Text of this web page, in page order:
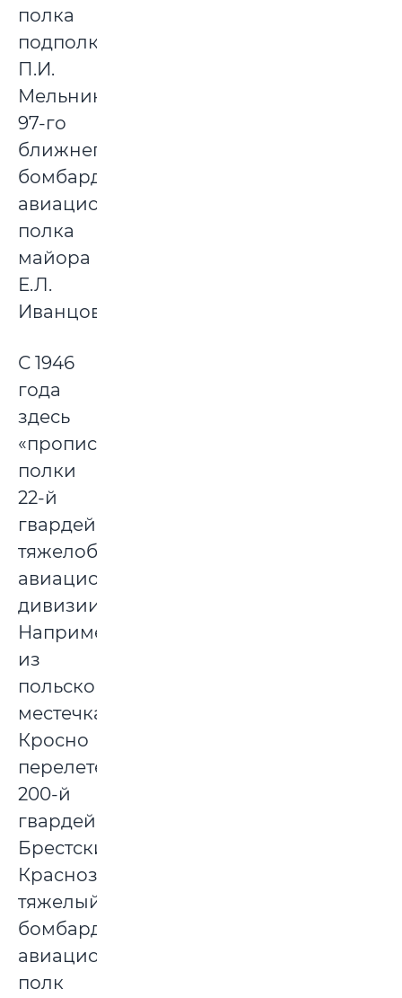
полка
подполковника
П.И.
Мельникова,
97-го
ближнего
бомбардировочного
авиационного
полка
майора
Е.Л.
Иванцова.
С 1946
года
здесь
«прописались»
полки
22-й
гвардейской
тяжелобомбардировочной
авиационной
дивизии.
Например,
из
польского
местечка
Кросно
перелетел
200-й
гвардейский
Брестский
Краснознаменный
тяжелый
бомбардировочный
авиационный
полк